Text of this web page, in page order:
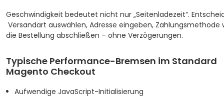
Geschwindigkeit bedeutet nicht nur „Seitenladezeit“.
Versandart auswählen, Adresse eingeben, Zahlungsmethode
die Bestellung abschließen – ohne Verzögerungen.
Typische Performance-Bremsen im Standard
Magento Checkout
Aufwendige JavaScript-Initialisierung